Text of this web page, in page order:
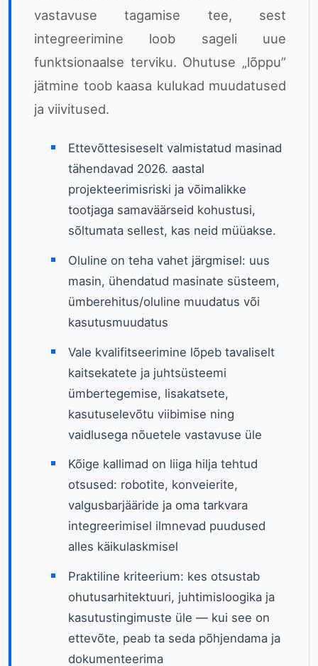
vastavuse tagamise tee, sest
integreerimine loob sageli uue
funktsionaalse terviku. Ohutuse „lõppu”
jätmine toob kaasa kulukad muudatused
ja viivitused.
Ettevõttesiseselt valmistatud masinad
tähendavad 2026. aastal
projekteerimisriski ja võimalikke
tootjaga samaväärseid kohustusi,
sõltumata sellest, kas neid müüakse.
Oluline on teha vahet järgmisel: uus
masin, ühendatud masinate süsteem,
ümberehitus/oluline muudatus või
kasutusmuudatus
Vale kvalifitseerimine lõpeb tavaliselt
kaitsekatete ja juhtsüsteemi
ümbertegemise, lisakatsete,
kasutuselevõtu viibimise ning
vaidlusega nõuetele vastavuse üle
Kõige kallimad on liiga hilja tehtud
otsused: robotite, konveierite,
valgusbarjääride ja oma tarkvara
integreerimisel ilmnevad puudused
alles käikulaskmisel
Praktiline kriteerium: kes otsustab
ohutusarhitektuuri, juhtimisloogika ja
kasutustingimuste üle — kui see on
ettevõte, peab ta seda põhjendama ja
dokumenteerima